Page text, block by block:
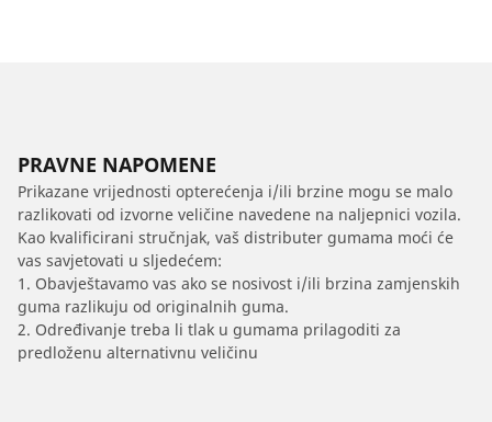
PRAVNE NAPOMENE
Prikazane vrijednosti opterećenja i/ili brzine mogu se malo
razlikovati od izvorne veličine navedene na naljepnici vozila.
Kao kvalificirani stručnjak, vaš distributer gumama moći će
vas savjetovati u sljedećem:
1. Obavještavamo vas ako se nosivost i/ili brzina zamjenskih
guma razlikuju od originalnih guma.
2. Određivanje treba li tlak u gumama prilagoditi za
predloženu alternativnu veličinu